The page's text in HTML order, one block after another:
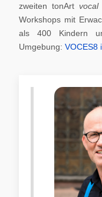
zweiten tonArt vocal
Workshops mit
als 400 Kindern
Umgebung: VOCES8